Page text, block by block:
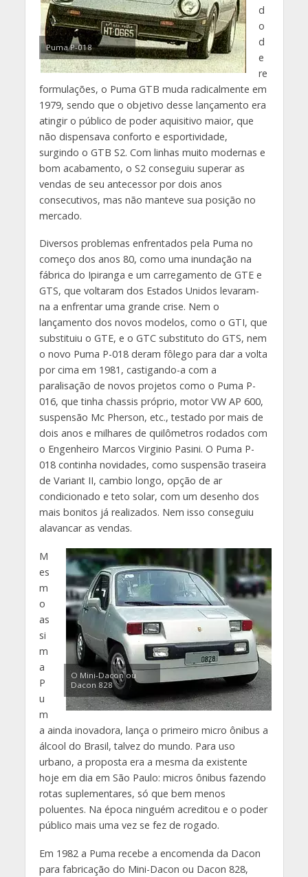
Puma P-018
d
o
d
e
re
formulações, o Puma GTB muda radicalmente em
1979, sendo que o objetivo desse lançamento era
atingir o público de poder aquisitivo maior, que
não dispensava conforto e esportividade,
surgindo o GTB S2. Com linhas muito modernas e
bom acabamento, o S2 conseguiu superar as
vendas de seu antecessor por dois anos
consecutivos, mas não manteve sua posição no
mercado.
Diversos problemas enfrentados pela Puma no
começo dos anos 80, como uma inundação na
fábrica do Ipiranga e um carregamento de GTE e
GTS, que voltaram dos Estados Unidos levaram-
na a enfrentar uma grande crise. Nem o
lançamento dos novos modelos, como o GTI, que
substituiu o GTE, e o GTC substituto do GTS, nem
o novo Puma P-018 deram fôlego para dar a volta
por cima em 1981, castigando-a com a
paralisação de novos projetos como o Puma P-
016, que tinha chassis próprio, motor VW AP 600,
suspensão Mc Pherson, etc., testado por mais de
dois anos e milhares de quilômetros rodados com
o Engenheiro Marcos Virginio Pasini. O Puma P-
018 continha novidades, como suspensão traseira
de Variant II, cambio longo, opção de ar
condicionado e teto solar, com um desenho dos
mais bonitos já realizados. Nem isso conseguiu
alavancar as vendas.
O Mini-Dacon ou
Dacon 828
M
es
m
o
as
si
m
a
P
u
m
a ainda inovadora, lança o primeiro micro ônibus a
álcool do Brasil, talvez do mundo. Para uso
urbano, a proposta era a mesma da existente
hoje em dia em São Paulo: micros ônibus fazendo
rotas suplementares, só que bem menos
poluentes. Na época ninguém acreditou e o poder
público mais uma vez se fez de rogado.
Em 1982 a Puma recebe a encomenda da Dacon
para fabricação do Mini-Dacon ou Dacon 828,